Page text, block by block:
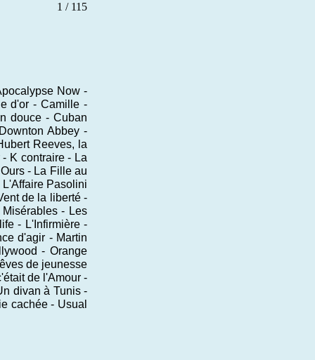
1 / 115
Now -
d'or - Camille -
douce - Cuban
Abbey -
Reeves, la
K contraire - La
- La Fille au
Pasolini
de la liberté -
- Les
- L'Infirmière -
d'agir - Martin
- Orange
de jeunesse
de l'Amour -
divan à Tunis -
cachée - Usual